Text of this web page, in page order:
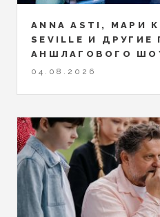
ANNA ASTI, МАРИ
SEVILLE И ДРУГИЕ
АНШЛАГОВОГО
04.08.2026